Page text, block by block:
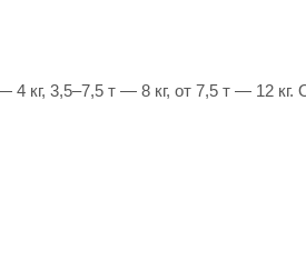
кг, 3,5–7,5 т — 8 кг, от 7,5 т — 12